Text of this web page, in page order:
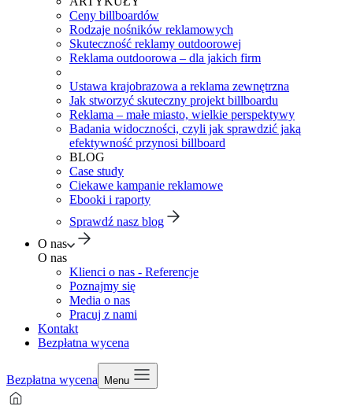
Ceny billboardów
Rodzaje nośników reklamowych
Skuteczność reklamy outdoorowej
Reklama outdoorowa – dla jakich firm
Ustawa krajobrazowa a reklama zewnętrzna
Jak stworzyć skuteczny projekt billboardu
Reklama – małe miasto, wielkie perspektywy
Badania widoczności, czyli jak sprawdzić jaką
efektywność przynosi billboard
BLOG
Case study
Ciekawe kampanie reklamowe
Ebooki i raporty
Sprawdź nasz blog
O nas
O nas
Klienci o nas - Referencje
Poznajmy się
Media o nas
Pracuj z nami
Kontakt
Bezpłatna wycena
Bezpłatna wycena Menu